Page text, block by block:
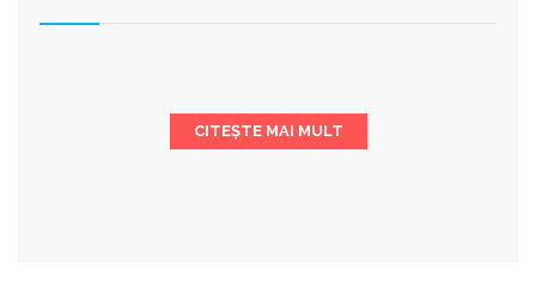
CITEȘTE MAI MULT